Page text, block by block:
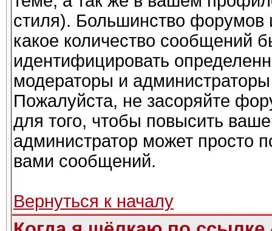
стиля). Большинство форумов
какое количество сообщений
идентифицировать
модераторы и
Пожалуйста, не засоряйте
для того, чтобы повысить
администратор может просто
вами сообщений.
Вернуться к началу